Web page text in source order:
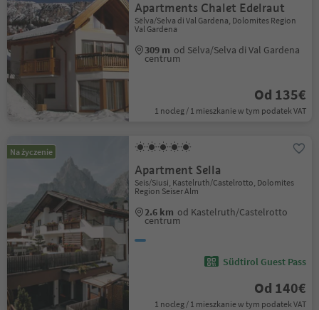
Apartments Chalet Edelraut
Sëlva/Selva di Val Gardena, Dolomites Region
Val Gardena
309 m od Sëlva/Selva di Val Gardena
centrum
Od 135€
1 nocleg / 1 mieszkanie w tym podatek VAT
Na życzenie
Apartment Sella
Seis/Siusi, Kastelruth/Castelrotto, Dolomites
Region Seiser Alm
2.6 km od Kastelruth/Castelrotto
centrum
Südtirol Guest Pass
Od 140€
1 nocleg / 1 mieszkanie w tym podatek VAT